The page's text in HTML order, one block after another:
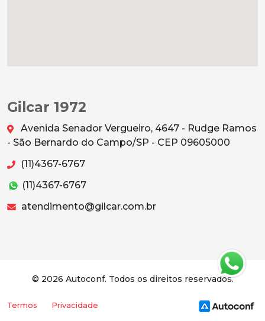
Gilcar 1972
Avenida Senador Vergueiro, 4647 - Rudge Ramos
- São Bernardo do Campo/SP - CEP 09605000
(11)4367-6767
(11)4367-6767
atendimento@gilcar.com.br
© 2026 Autoconf. Todos os direitos reservados.
Termos Privacidade